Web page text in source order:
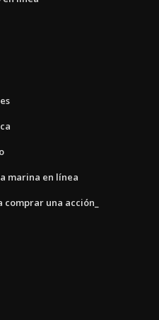
marina en línea
una acción_